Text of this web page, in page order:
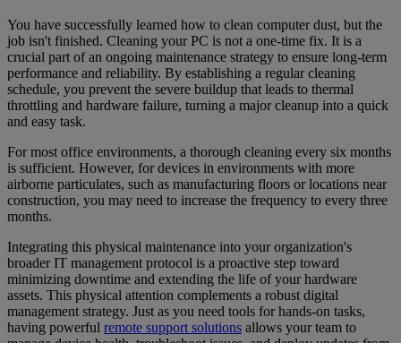
You have successfully learned how to clean computer dust, but the
job isn't finished. Cleaning your PC is not a one-time fix. It is a
crucial part of an ongoing maintenance strategy to ensure long-term
performance and reliability. By establishing a regular cleaning
schedule, you prevent the severe buildup that leads to thermal
throttling and hardware failure, turning a major cleanup into a quick
and easy task.
For most office environments, a thorough cleaning every six months
is sufficient. However, for devices in environments with more
airborne particulates, such as manufacturing floors or locations near
construction, you may need to increase the frequency to every three
months.
Integrating this physical maintenance into your organization's
broader IT management protocol is a proactive step toward
minimizing downtime and extending the life of your hardware
assets. This physical attention complements a robust digital
management strategy. Just as you need tools for hands-on tasks,
having powerful remote support solutions allows your team to